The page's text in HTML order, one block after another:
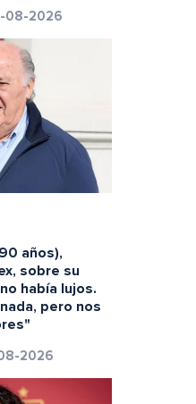
08-2026
años),
sobre su
había lujos.
pero nos
2026